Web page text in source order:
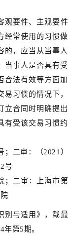
观要件、主观要件
经常使用的习惯做
的，应当从当事人
当事人是否具有受
合法有效等方面加
习惯的情况下，
立合同时明确提出
有受该交易习惯约
二审：（2021）
号
；二审：上海市第
别与适用》，载最
第5期。